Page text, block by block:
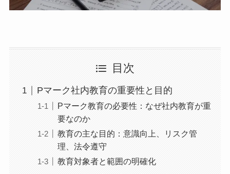
目次
Pマーク社内教育の重要性と目的
Pマーク教育の必要性：なぜ社内教育が重
要なのか
教育の主な目的：意識向上、リスク管
理、法令遵守
教育対象者と範囲の明確化